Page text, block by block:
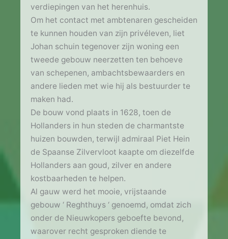
verdiepingen van het herenhuis.
Om het contact met ambtenaren gescheiden
te kunnen houden van zijn privéleven, liet
Johan schuin tegenover zijn woning een
tweede gebouw neerzetten ten behoeve
van schepenen, ambachtsbewaarders en
andere lieden met wie hij als bestuurder te
maken had.
De bouw vond plaats in 1628, toen de
Hollanders in hun steden de charmantste
huizen bouwden, terwijl admiraal Piet Hein
de Spaanse Zilvervloot kaapte om diezelfde
Hollanders aan goud, zilver en andere
kostbaarheden te helpen.
Al gauw werd het mooie, vrijstaande
gebouw ‘ Reghthuys ‘ genoemd, omdat zich
onder de Nieuwkopers geboefte bevond,
waarover recht gesproken diende te